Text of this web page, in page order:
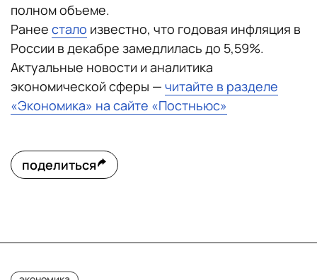
полном объеме.
Ранее стало известно, что годовая инфляция в
России в декабре замедлилась до 5,59%.
Актуальные новости и аналитика
экономической сферы — читайте в разделе
«Экономика» на сайте «Постньюс»
поделиться